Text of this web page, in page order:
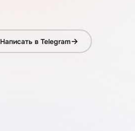
Написать в Telegram→